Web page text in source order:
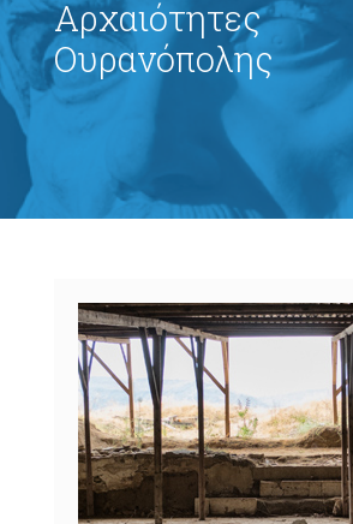
Αρχαιότητες
Ουρανόπολης